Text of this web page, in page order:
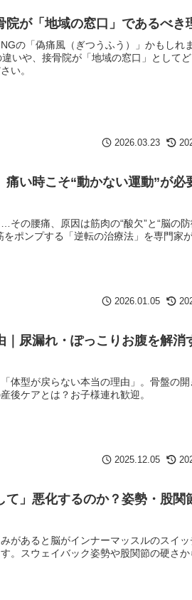
が「地域の窓口」であるべき
の「偽痛風（ぎつうふう）」かもしれま
いや、接骨院が「地域の窓口」として
い。
2026.03.23
痛い時こそ“動かない運動”が必
その腰痛、原因は筋肉の“酸欠”と“脳の防
ポンプする「逆転の治療法」を専門家
2026.01.05
｜尿漏れ・ぽっこりお腹を解消
体型が戻らない本当の理由」。骨盤の開
後ケアとは？お子様連れ歓迎。
2025.12.05
て」悪化するのか？姿勢・股関
があると脳がインナーマッスルのスイッ
。スウェイバック姿勢や股関節の硬さか